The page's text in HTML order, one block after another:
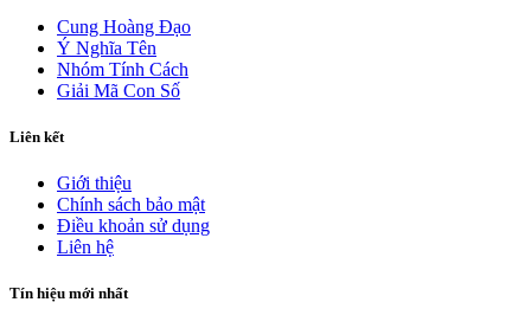
Cung Hoàng Đạo
Ý Nghĩa Tên
Nhóm Tính Cách
Giải Mã Con Số
Liên kết
Giới thiệu
Chính sách bảo mật
Điều khoản sử dụng
Liên hệ
Tín hiệu mới nhất